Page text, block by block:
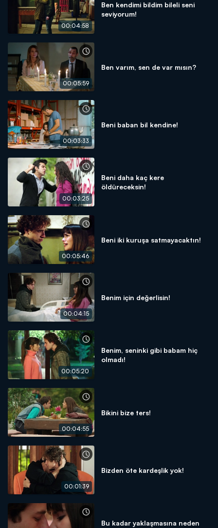
00:04:58
Ben kendimi bildim bileli seni
seviyorum!
00:05:59
Ben varım, sen de var mısın?
00:03:33
Beni baban bil kendine!
00:03:25
Beni daha kaç kere
öldüreceksin!
00:05:46
Beni iki kuruşa satmayacaktın!
00:04:15
Benim için değerlisin!
00:05:20
Benim, seninki gibi babam hiç
olmadı!
00:04:55
Bikini bize ters!
00:01:39
Bizden öte kardeşlik yok!
Bu kadar yaklaşmasına neden